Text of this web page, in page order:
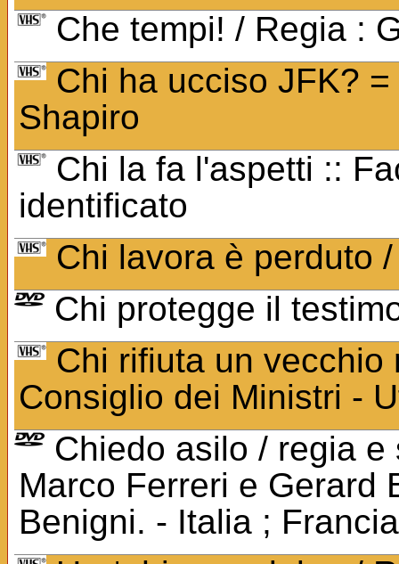
Che tempi! / Regia :
Chi ha ucciso JFK?
Shapiro
Chi la fa l'aspetti ::
identificato
Chi lavora è perduto
Chi protegge il
Chi rifiuta un
Consiglio dei Ministri -
Chiedo asilo / regia
Marco Ferreri e Gerard
Benigni. - Italia ;